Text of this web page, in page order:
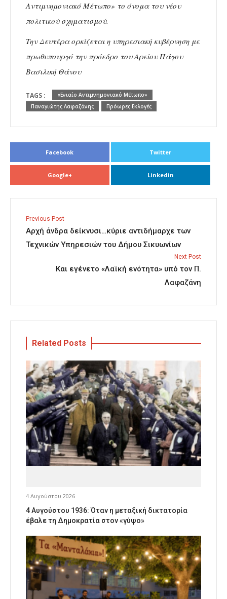
Αντιμνημονιακό Μέτωπο» το όνομα του νέου
πολιτικού σχηματισμού.
Την Δευτέρα ορκίζεται η υπηρεσιακή κυβέρνηση με
πρωθυπουργό την πρόεδρο του Αρείου Πάγου
Βασιλική Θάνου
TAGS :
«Ενιαίο Αντιμνημονιακό Μέτωπο»
Παναγιώτης Λαφαζάνης
Πρόωρες Εκλογές
Facebook Twitter
Google+ Linkedin
Previous Post
Αρχή άνδρα δείκνυσι…κύριε αντιδήμαρχε των
Τεχνικών Υπηρεσιών του Δήμου Σικυωνίων
Next Post
Και εγένετο «Λαϊκή ενότητα» υπό τον Π.
Λαφαζάνη
Related Posts
4 Αυγούστου 2026
4 Αυγούστου 1936: Όταν η μεταξική δικτατορία
έβαλε τη Δημοκρατία στον «γύψο»